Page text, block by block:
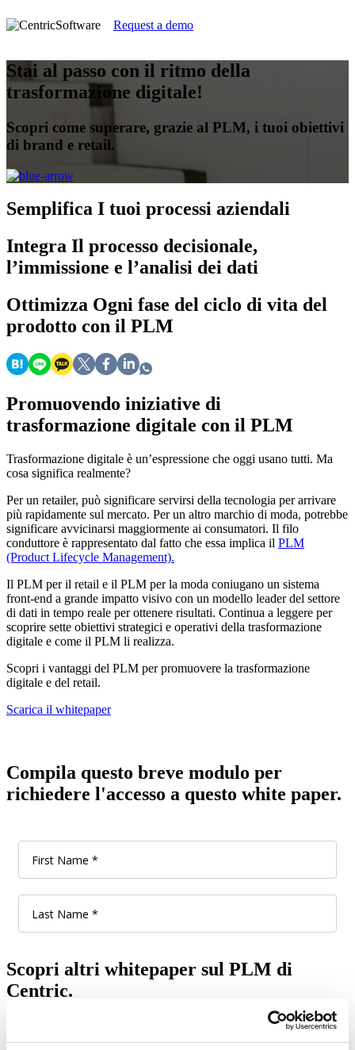
Request a demo
Stai al passo con il ritmo della
trasformazione digitale!
Scopri come superare, grazie al PLM, i tuoi obiettivi
di brand e retail.
Semplifica I tuoi processi aziendali
Integra Il processo decisionale,
l’immissione e l’analisi dei dati
Ottimizza Ogni fase del ciclo di vita del
prodotto con il PLM
Promuovendo iniziative di
trasformazione digitale con il PLM
Trasformazione digitale è un’espressione che oggi usano tutti. Ma
cosa significa realmente?
Per un retailer, può significare servirsi della tecnologia per arrivare
più rapidamente sul mercato. Per un altro marchio di moda, potrebbe
significare avvicinarsi maggiormente ai consumatori. Il filo
conduttore è rappresentato dal fatto che essa implica il PLM
(Product Lifecycle Management).
Il PLM per il retail e il PLM per la moda coniugano un sistema
front-end a grande impatto visivo con un modello leader del settore
di dati in tempo reale per ottenere risultati. Continua a leggere per
scoprire sette obiettivi strategici e operativi della trasformazione
digitale e come il PLM li realizza.
Scopri i vantaggi del PLM per promuovere la trasformazione
digitale e del retail.
Scarica il whitepaper
Compila questo breve modulo per
richiedere l'accesso a questo white paper.
Scopri altri whitepaper sul PLM di
Centric.